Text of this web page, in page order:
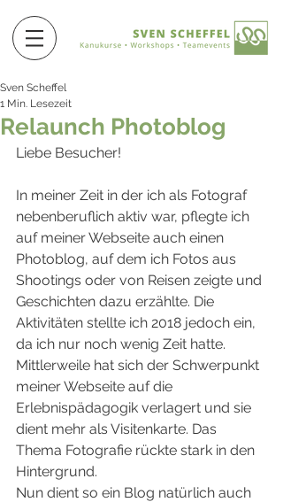
Relaunch Photoblog
Sven Scheffel
1 Min. Lesezeit
Liebe Besucher!
In meiner Zeit in der ich als Fotograf
nebenberuflich aktiv war, pflegte ich
auf meiner Webseite auch einen
Photoblog, auf dem ich Fotos aus
Shootings oder von Reisen zeigte und
Geschichten dazu erzählte. Die
Aktivitäten stellte ich 2018 jedoch ein,
da ich nur noch wenig Zeit hatte.
Mittlerweile hat sich der Schwerpunkt
meiner Webseite auf die
Erlebnispädagogik verlagert und sie
dient mehr als Visitenkarte. Das
Thema Fotografie rückte stark in den
Hintergrund.
Nun dient so ein Blog natürlich auch